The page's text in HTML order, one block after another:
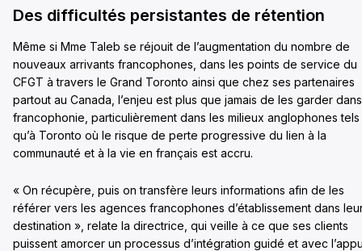
Des difficultés persistantes de rétention
Même si Mme Taleb se réjouit de l’augmentation du nombre de
nouveaux arrivants francophones, dans les points de service du
CFGT à travers le Grand Toronto ainsi que chez ses partenaires
partout au Canada, l’enjeu est plus que jamais de les garder
francophonie, particulièrement dans les milieux anglophones tels
qu’à Toronto où le risque de perte progressive du lien à la
communauté et à la vie en français est accru.
« On récupère, puis on transfère leurs informations afin de les
référer vers les agences francophones d’établissement dans
destination », relate la directrice, qui veille à ce que ses clients
puissent amorcer un processus d’intégration guidé et avec